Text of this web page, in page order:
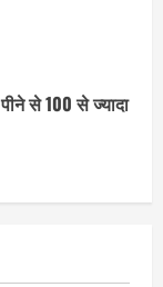
से 100 से ज्यादा
सम्मान एवं